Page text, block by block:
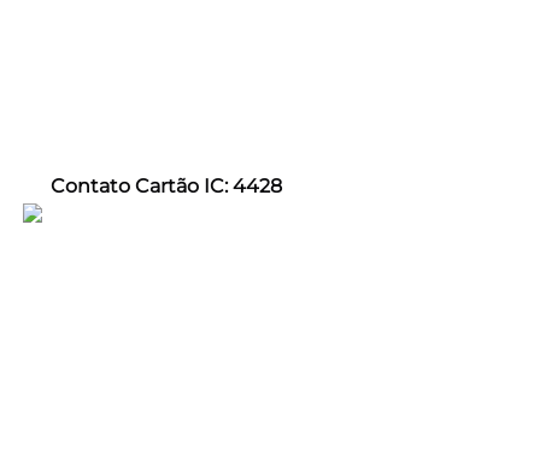
Contato Cartão IC: 4428